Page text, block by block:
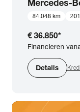
Mercedes-
84.048 km
€ 36.850*
Financieren
Details